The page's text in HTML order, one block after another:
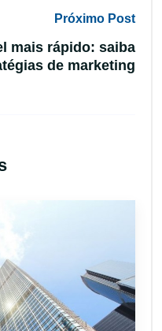
Próximo Post
mais rápido: saiba
de marketing